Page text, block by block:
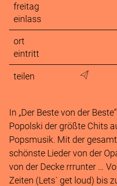
freitag
einlass
ort
eintritt
teilen
In „Der Beste von der
Popolski der größte Chits
Popsmusik. Mit der
schönste Lieder von der
von der Decke rrrunter …
Zeiten (Lets` get loud) bis